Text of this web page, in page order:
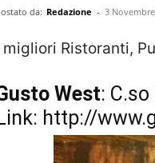
da: Redazione - 3
migliori Ristoranti,
West:
http://